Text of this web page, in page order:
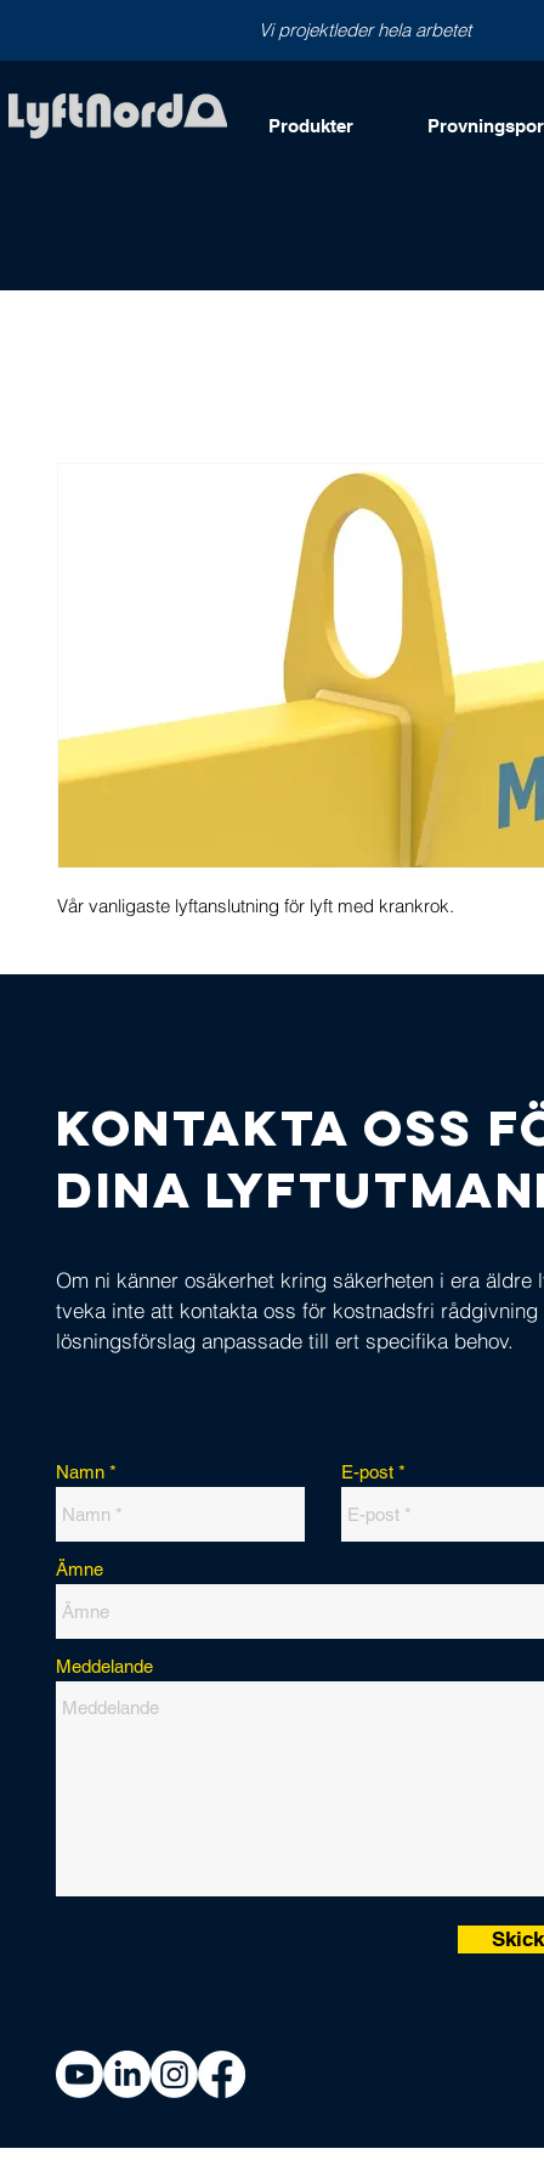
Vi projektleder hela arbetet
Produkter
Vår vanligaste lyftanslutning för lyft med krankrok.
Kontakta oss
dina
Om ni känner osäkerhet kring säkerheten i era äldre
tveka inte att kontakta oss för kostnadsfri rådgivning
lösningsförslag anpassade till ert specifika behov.
Namn E-post
Ämne
Meddelande